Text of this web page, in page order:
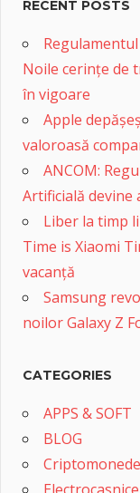
RECENT POSTS
Noile cerințe de
în vigoare
Apple
valoroasă
ANCOM:
Artificială devine
Liber la timp
Time is Xiaomi
vacanță
Samsung
noilor Galaxy Z
CATEGORIES
APPS & SOFT
BLOG
Criptomonede